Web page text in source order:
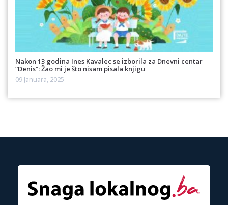
Nakon 13 godina Ines Kavalec se izborila za Dnevni centar
“Denis”: Žao mi je što nisam pisala knjigu
09 Januara, 2025